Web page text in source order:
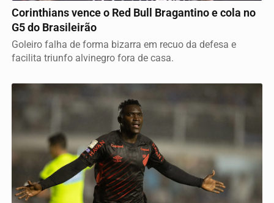
Corinthians vence o Red Bull Bragantino e cola no
G5 do Brasileirão
Goleiro falha de forma bizarra em recuo da defesa e
facilita triunfo alvinegro fora de casa.